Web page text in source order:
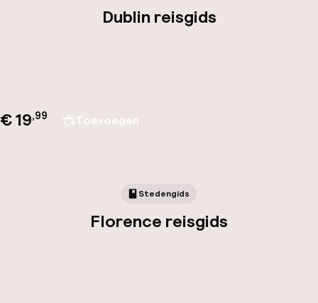
Dublin reisgids
€ 19,99 Toevoegen
Stedengids
Florence reisgids